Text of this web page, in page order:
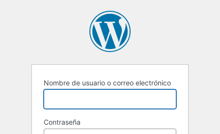
Nombre de usuario o correo electrónico
Contraseña